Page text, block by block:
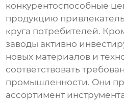
конкурентоспособные
продукцию
круга потребителей.
заводы активно
новых материалов и
соответствовать
промышленности. Они
ассортимент